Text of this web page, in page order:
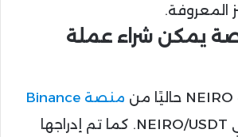
المعروفة.
يمكن شراء عملة
منصة Binance
عبر التداول الزوجي NEIRO/USDT. كما تم إدراجها